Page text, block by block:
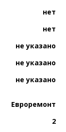
нет
нет
не указано
не указано
не указано
Евроремонт
2